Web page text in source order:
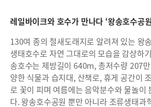
레일바이크와 호수가 만나다 ‘왕송호수공
130여 종의 철새도래지로 알려져 있는 왕
생태호수로 자연 그대로의 모습을 감상하
송호수는 제방길이 640m, 총저수량 207
양한 식물과 습지대, 산책로, 휴게 공간이
로 꽃이 피며 여름에는 음악분수와 물놀이
다. 왕송호수공원 뿐만 아니라 조류생태과